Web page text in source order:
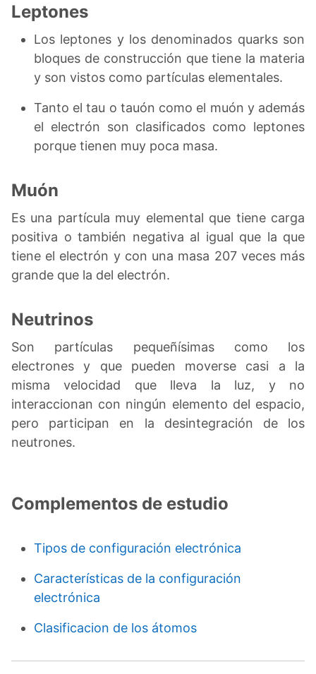
Leptones
Los leptones y los denominados quarks son
bloques de construcción que tiene la materia
y son vistos como partículas elementales.
Tanto el tau o tauón como el muón y además
el electrón son clasificados como leptones
porque tienen muy poca masa.
Muón
Es una partícula muy elemental que tiene carga
positiva o también negativa al igual que la que
tiene el electrón y con una masa 207 veces más
grande que la del electrón.
Neutrinos
Son partículas pequeñísimas como los
electrones y que pueden moverse casi a la
misma velocidad que lleva la luz, y no
interaccionan con ningún elemento del espacio,
pero participan en la desintegración de los
neutrones.
Complementos de estudio
Tipos de configuración electrónica
Características de la configuración
electrónica
Clasificacion de los átomos